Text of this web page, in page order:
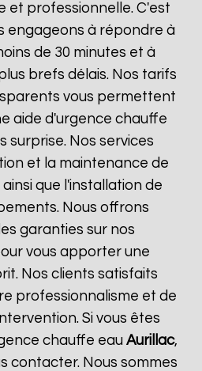
et professionnelle. C'est
engageons à répondre à
de 30 minutes et à
brefs délais. Nos tarifs
vous permettent
aide d'urgence chauffe
surprise. Nos services
et la maintenance de
que l'installation de
Nous offrons
garanties sur nos
vous apporter une
Nos clients satisfaits
professionnalisme et de
Si vous êtes
chauffe eauAurillac,
contacter. Nous sommes